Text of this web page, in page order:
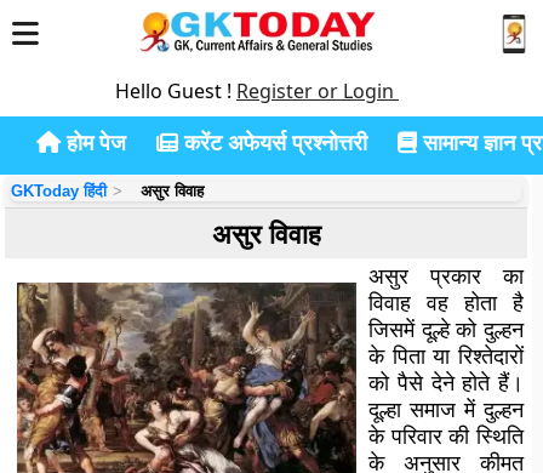
Hello Guest ! Register or Login
होम पेज करेंट अफेयर्स प्रश्नोत्तरी सामान्य ज्ञान
GKToday हिंदी असुर विवाह
असुर विवाह
असुर प्रकार का
विवाह वह होता है
जिसमें दूल्हे को दुल्हन
के पिता या रिश्तेदारों
को पैसे देने होते हैं।
दूल्हा समाज में दुल्हन
के परिवार की स्थिति
के अनुसार कीमत